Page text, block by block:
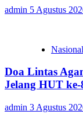
admin 5 Agustus
Nasional
Doa Lintas
Jelang HUT
admin 3 Agustus